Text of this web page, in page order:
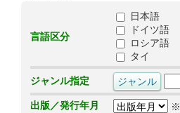
言語区分
日本語
ドイツ語
ロシア語
タイ
ジャンル指定
出版／発行年月
※